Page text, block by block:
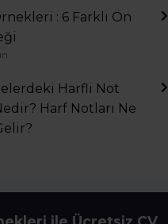
: 6 Farklı Ön
Harfli Not
Harf Notları Ne